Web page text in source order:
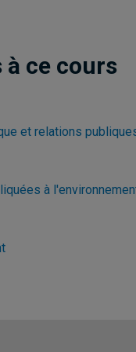
à ce cours
et relations
à